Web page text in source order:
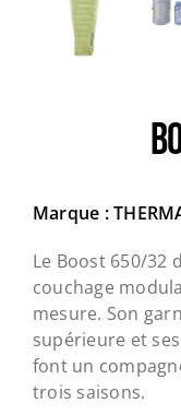
Marque :
Le Boost 650/32
couchage
mesure. Son
supérieure et
font un
trois saisons.